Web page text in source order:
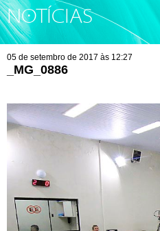
NOTÍCIAS
05 de setembro de 2017 às 12:27
_MG_0886